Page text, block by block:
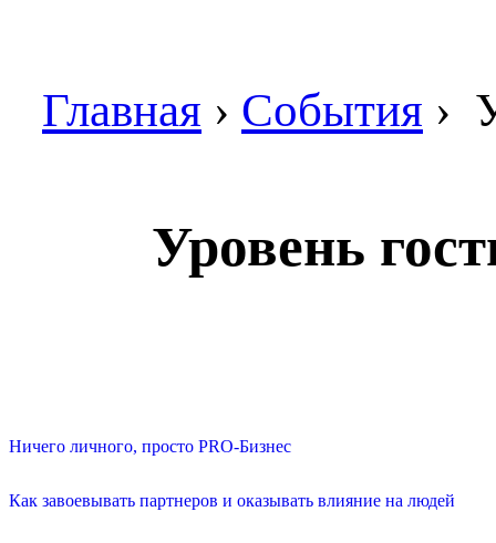
Главная › События ›
Уровень
Ничего личного, просто PRO-Бизнес
Как завоевывать партнеров и оказывать влияние на людей